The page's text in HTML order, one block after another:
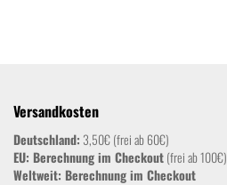
Versandkosten
Deutschland: 3,50€ (frei ab 60€)
EU: Berechnung im Checkout(frei ab 100€)
Weltweit: Berechnung im Checkout